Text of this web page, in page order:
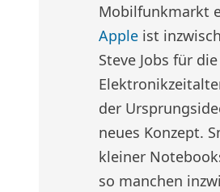
Mobilfunkmarkt
Apple ist
Steve Jobs für
der
neues Konzept.
kleiner
so manchen